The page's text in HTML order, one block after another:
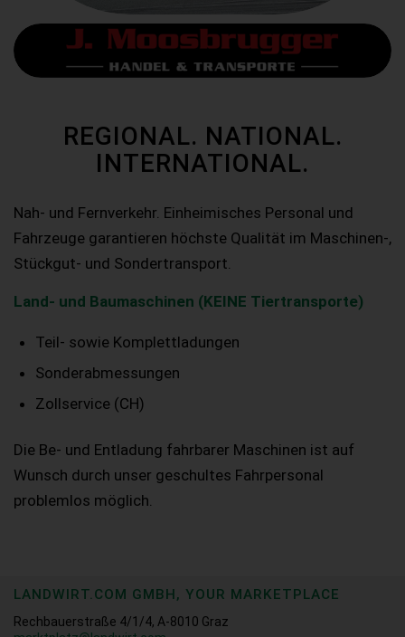
REGIONAL. NATIONAL.
INTERNATIONAL.
Nah- und Fernverkehr. Einheimisches Personal und
Fahrzeuge garantieren höchste Qualität im Maschinen-,
Stückgut- und Sondertransport.
Land- und Baumaschinen (KEINE Tiertransporte)
Teil- sowie Komplettladungen
Sonderabmessungen
Zollservice (CH)
Die Be- und Entladung fahrbarer Maschinen ist auf
Wunsch durch unser geschultes Fahrpersonal
problemlos möglich.
LANDWIRT.COM GMBH, YOUR MARKETPLACE
Rechbauerstraße 4/1/4, A-8010 Graz